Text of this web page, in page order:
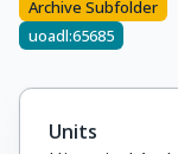
Archive Subfolder
uoadl:65685
Units